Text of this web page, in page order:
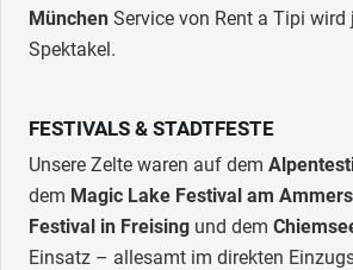
München Service von Rent a Tipi wird
Spektakel.
FESTIVALS & STADTFESTE
Unsere Zelte waren auf dem
dem Magic Lake Festival am
Festival in Freising und dem
Einsatz – allesamt im direkten